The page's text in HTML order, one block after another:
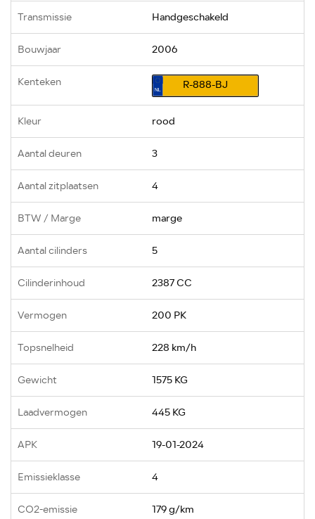
Transmissie Handgeschakeld
Bouwjaar 2006
Kenteken R-888-BJ
Kleur rood
Aantal deuren 3
Aantal zitplaatsen 4
BTW / Marge marge
Aantal cilinders 5
Cilinderinhoud 2387 CC
Vermogen 200 PK
Topsnelheid 228 km/h
Gewicht 1575 KG
Laadvermogen 445 KG
APK 19-01-2024
Emissieklasse 4
CO2-emissie 179 g/km